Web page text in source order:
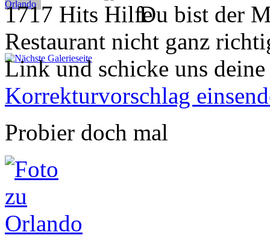
1717 Hits
Du bist der
Restaurant nicht ganz
Link und schicke uns
Korrekturvorschlag
Probier doch mal